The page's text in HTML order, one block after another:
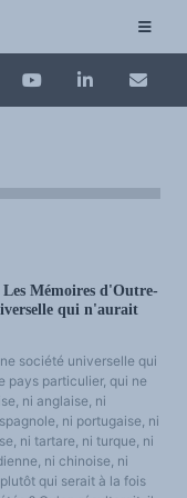
sur CAIRN
des anglicismes
de comunicaciones -
sobre plurilingüismo y
Mémoires d'Outre-
qui n'aurait
société universelle qui
pays particulier, qui ne
ni anglaise, ni
ni portugaise, ni
ni tartare, ni turque, ni
ni chinoise, ni
qui serait à la fois